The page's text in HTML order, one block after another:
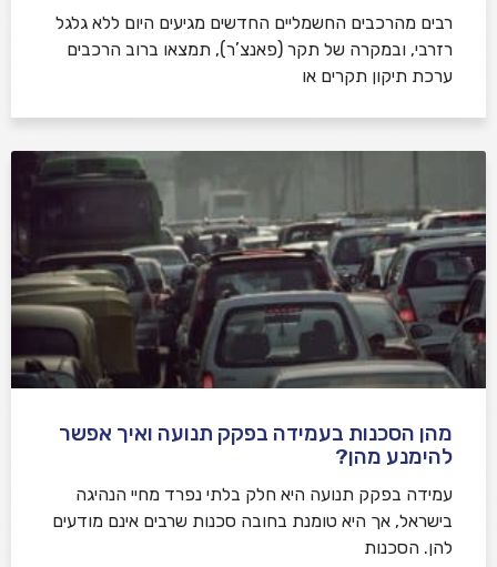
רבים מהרכבים החשמליים החדשים מגיעים היום ללא גלגל
רזרבי, ובמקרה של תקר (פאנצ’ר), תמצאו ברוב הרכבים
ערכת תיקון תקרים או
מהן הסכנות בעמידה בפקק תנועה ואיך אפשר
להימנע מהן?
עמידה בפקק תנועה היא חלק בלתי נפרד מחיי הנהיגה
בישראל, אך היא טומנת בחובה סכנות שרבים אינם מודעים
להן. הסכנות